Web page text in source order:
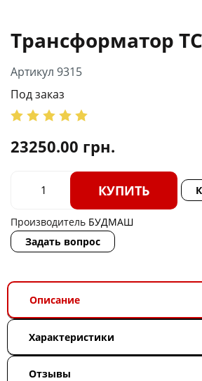
Трансформатор
Артикул 9315
Под заказ
23250.00 грн.
КУПИТЬ
Производитель БУДМАШ
Задать вопрос
Описание
Характеристики
Отзывы